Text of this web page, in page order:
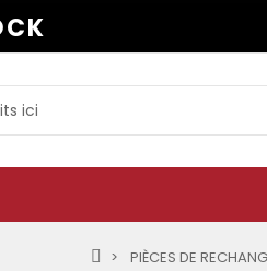
PIÈCES DE